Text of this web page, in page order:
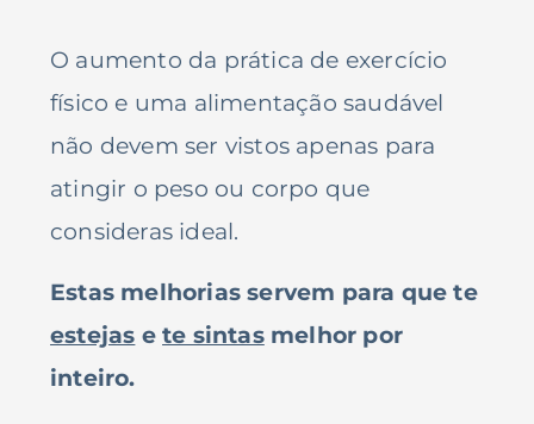
O aumento da prática de exercício
físico e uma alimentação saudável
não devem ser vistos apenas para
atingir o peso ou corpo que
consideras ideal.
Estas melhorias servem para que te
estejas ete sintasmelhor por
inteiro.